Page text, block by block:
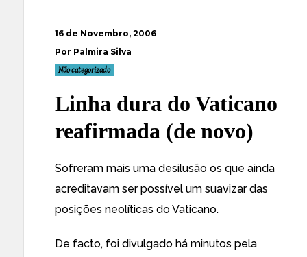
16 de Novembro, 2006
Por Palmira Silva
Não categorizado
Linha dura do Vaticano
reafirmada (de novo)
Sofreram mais uma desilusão os que ainda
acreditavam ser possível um suavizar das
posições neolíticas do Vaticano.
De facto, foi divulgado há minutos pela